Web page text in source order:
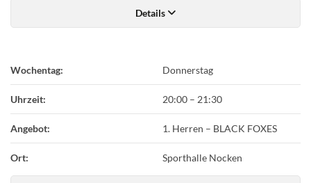
Details
Wochentag: Donnerstag
Uhrzeit: 20:00 – 21:30
Angebot: 1. Herren – BLACK FOXES
Ort: Sporthalle Nocken